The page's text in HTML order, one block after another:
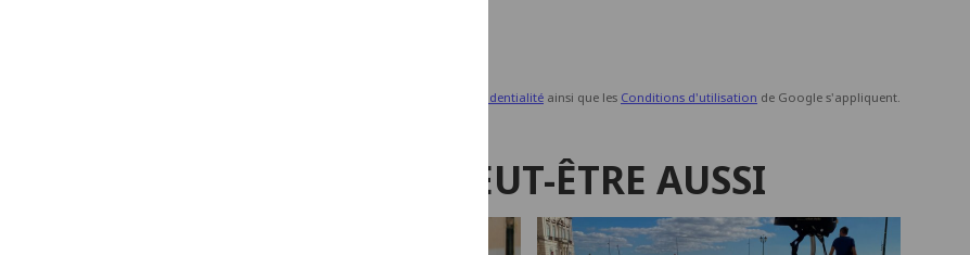
Politique de confidentialité ainsi que les Conditions d'utilisation de Google s'appliquent.
VOUS AIMEREZ PEUT-ÊTRE AUSSI